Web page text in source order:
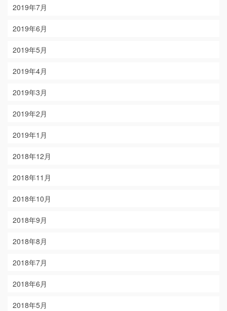
2019年7月
2019年6月
2019年5月
2019年4月
2019年3月
2019年2月
2019年1月
2018年12月
2018年11月
2018年10月
2018年9月
2018年8月
2018年7月
2018年6月
2018年5月